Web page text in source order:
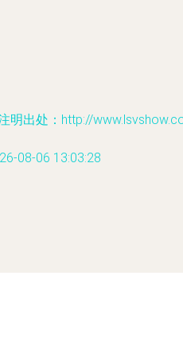
明出处：http://
08-06 13:03:28